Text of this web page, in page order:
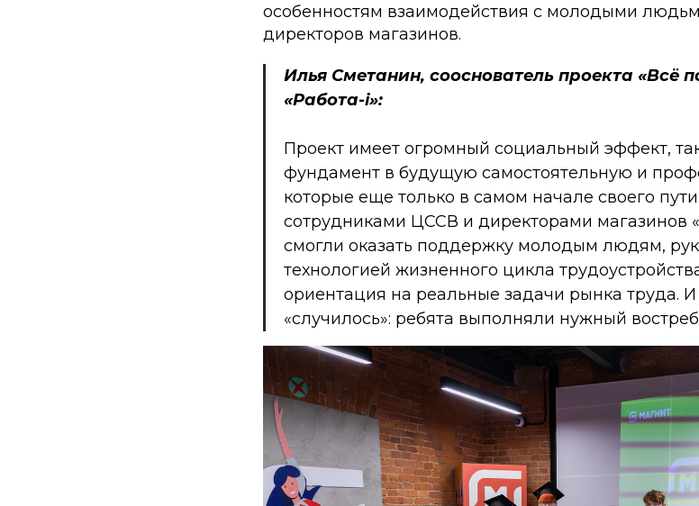
особенностям взаимодействия с молодыми
директоров магазинов.
Илья Сметанин, сооснователь проекта «Всё
«Работа-i»:
Проект имеет огромный социальный эффект,
фундамент в будущую самостоятельную и
которые еще только в самом начале своего
сотрудниками ЦССВ и директорами магазинов
смогли оказать поддержку молодым людям,
технологией жизненного цикла
ориентация на реальные задачи рынка труда.
«случилось»: ребята выполняли нужный